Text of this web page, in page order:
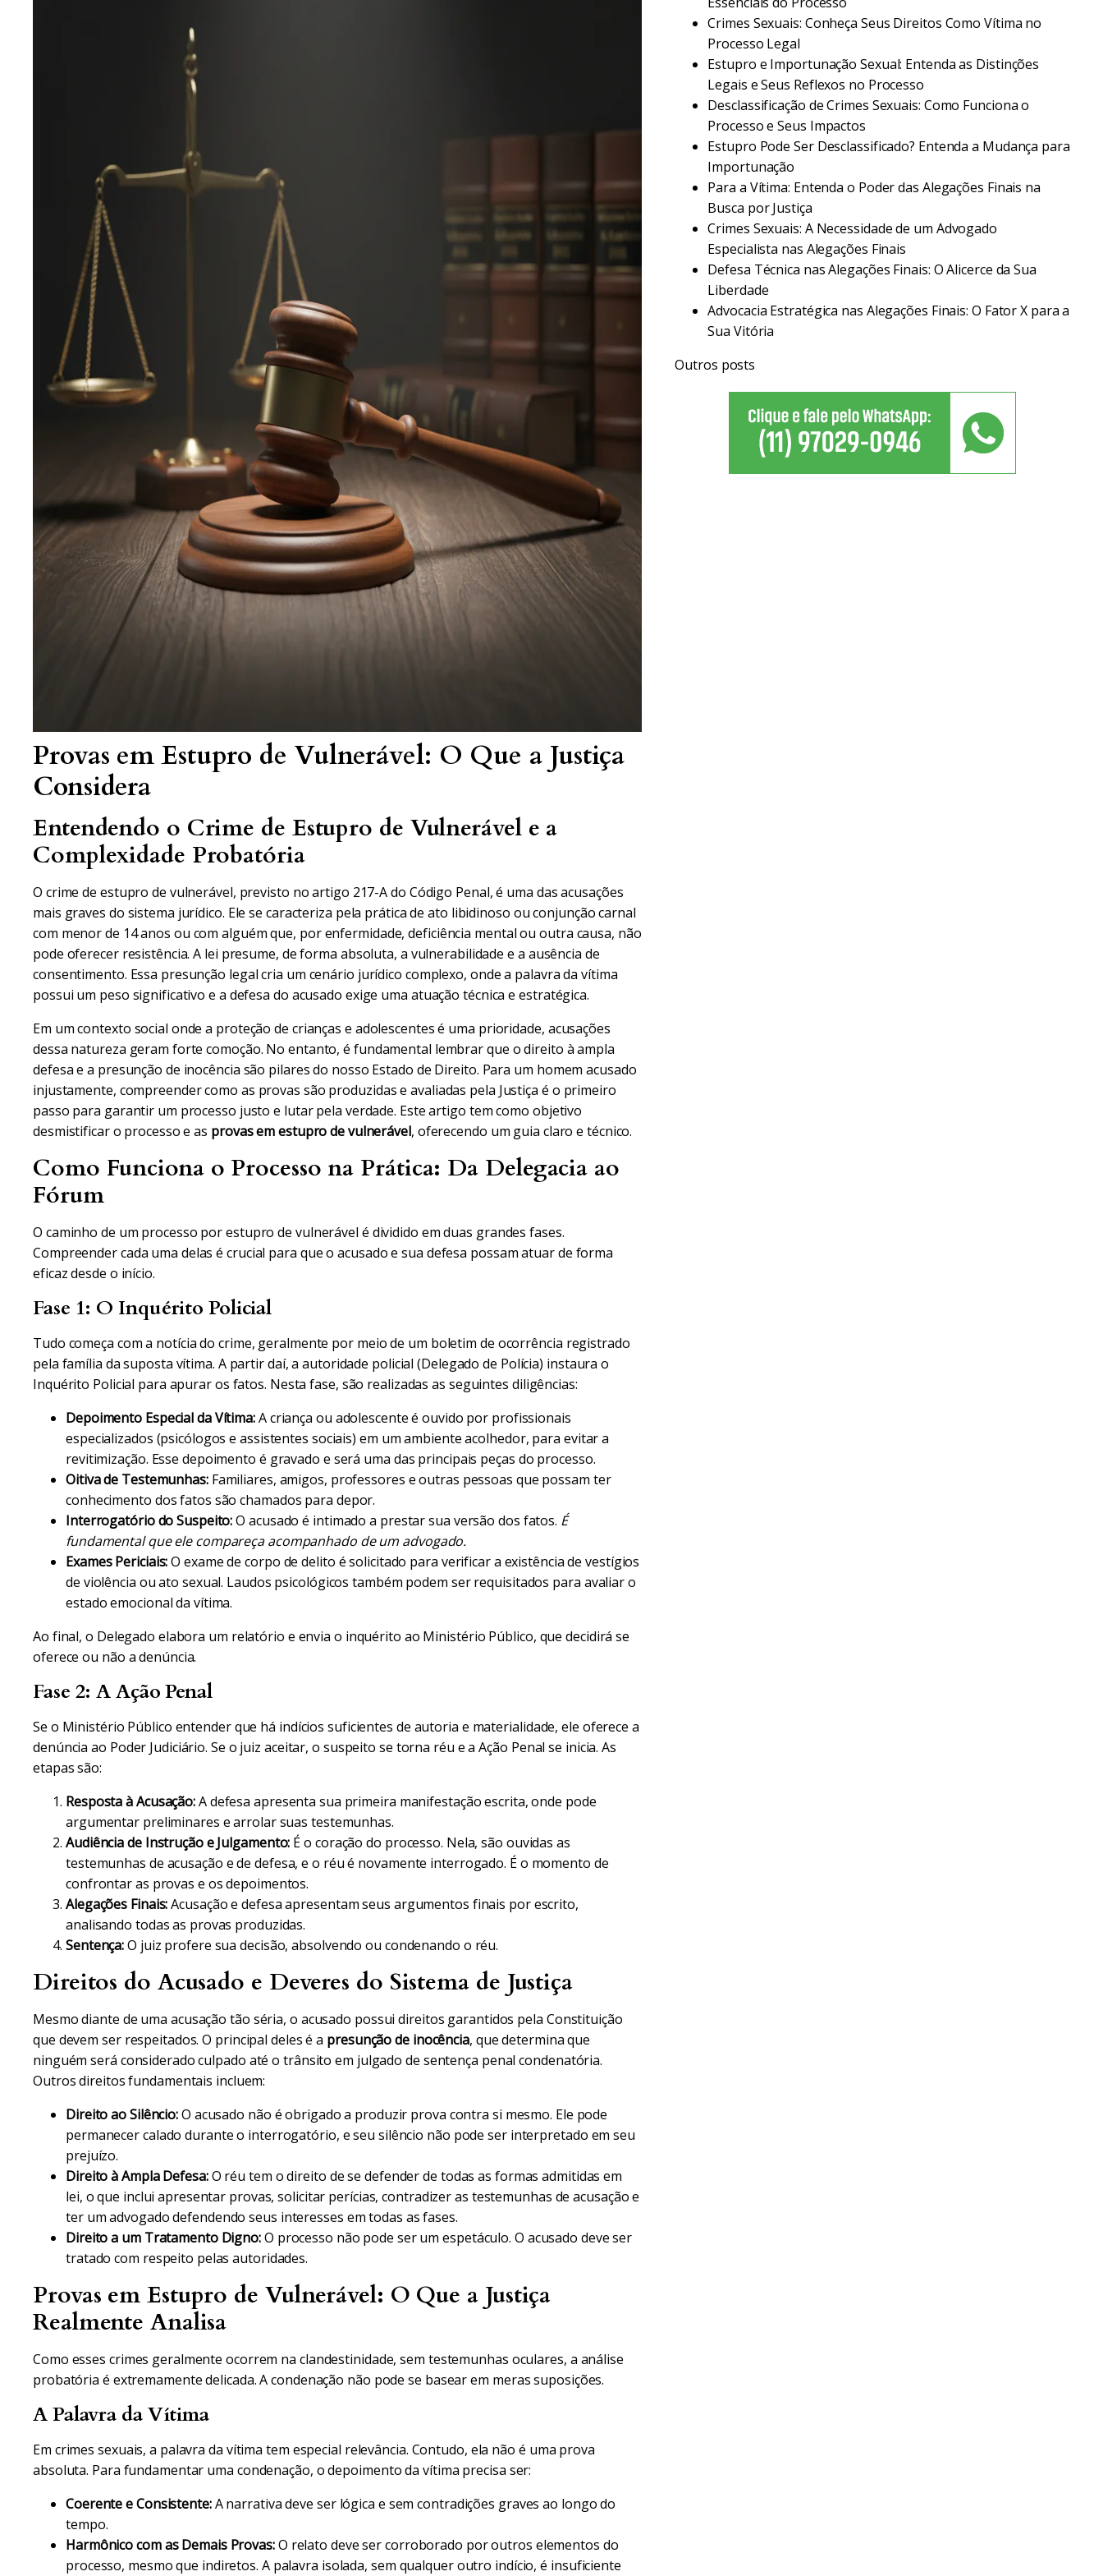
Provas em Estupro de Vulnerável: O Que a Justiça
Considera
Entendendo o Crime de Estupro de Vulnerável e a
Complexidade Probatória
O crime de estupro de vulnerável, previsto no artigo 217-A do Código Penal, é uma das acusações
mais graves do sistema jurídico. Ele se caracteriza pela prática de ato libidinoso ou conjunção carnal
com menor de 14 anos ou com alguém que, por enfermidade, deficiência mental ou outra causa, não
pode oferecer resistência. A lei presume, de forma absoluta, a vulnerabilidade e a ausência de
consentimento. Essa presunção legal cria um cenário jurídico complexo, onde a palavra da vítima
possui um peso significativo e a defesa do acusado exige uma atuação técnica e estratégica.
Em um contexto social onde a proteção de crianças e adolescentes é uma prioridade, acusações
dessa natureza geram forte comoção. No entanto, é fundamental lembrar que o direito à ampla
defesa e a presunção de inocência são pilares do nosso Estado de Direito. Para um homem acusado
injustamente, compreender como as provas são produzidas e avaliadas pela Justiça é o primeiro
passo para garantir um processo justo e lutar pela verdade. Este artigo tem como objetivo
desmistificar o processo e as provas em estupro de vulnerável, oferecendo um guia claro e técnico.
Como Funciona o Processo na Prática: Da Delegacia ao
Fórum
O caminho de um processo por estupro de vulnerável é dividido em duas grandes fases.
Compreender cada uma delas é crucial para que o acusado e sua defesa possam atuar de forma
eficaz desde o início.
Fase 1: O Inquérito Policial
Tudo começa com a notícia do crime, geralmente por meio de um boletim de ocorrência registrado
pela família da suposta vítima. A partir daí, a autoridade policial (Delegado de Polícia) instaura o
Inquérito Policial para apurar os fatos. Nesta fase, são realizadas as seguintes diligências:
Depoimento Especial da Vítima:A criança ou adolescente é ouvido por profissionais
especializados (psicólogos e assistentes sociais) em um ambiente acolhedor, para evitar a
revitimização. Esse depoimento é gravado e será uma das principais peças do processo.
Oitiva de Testemunhas:Familiares, amigos, professores e outras pessoas que possam ter
conhecimento dos fatos são chamados para depor.
Interrogatório do Suspeito:O acusado é intimado a prestar sua versão dos fatos. É
fundamental que ele compareça acompanhado de um advogado.
Exames Periciais:O exame de corpo de delito é solicitado para verificar a existência de vestígios
de violência ou ato sexual. Laudos psicológicos também podem ser requisitados para avaliar o
estado emocional da vítima.
Ao final, o Delegado elabora um relatório e envia o inquérito ao Ministério Público, que decidirá se
oferece ou não a denúncia.
Fase 2: A Ação Penal
Se o Ministério Público entender que há indícios suficientes de autoria e materialidade, ele oferece a
denúncia ao Poder Judiciário. Se o juiz aceitar, o suspeito se torna réu e a Ação Penal se inicia. As
etapas são:
Resposta à Acusação:A defesa apresenta sua primeira manifestação escrita, onde pode
argumentar preliminares e arrolar suas testemunhas.
Audiência de Instrução e Julgamento: É o coração do processo. Nela, são ouvidas as
testemunhas de acusação e de defesa, e o réu é novamente interrogado. É o momento de
confrontar as provas e os depoimentos.
Alegações Finais:Acusação e defesa apresentam seus argumentos finais por escrito,
analisando todas as provas produzidas.
Sentença:O juiz profere sua decisão, absolvendo ou condenando o réu.
Direitos do Acusado e Deveres do Sistema de Justiça
Mesmo diante de uma acusação tão séria, o acusado possui direitos garantidos pela Constituição
que devem ser respeitados. O principal deles é a presunção de inocência, que determina que
ninguém será considerado culpado até o trânsito em julgado de sentença penal condenatória.
Outros direitos fundamentais incluem:
Direito ao Silêncio:O acusado não é obrigado a produzir prova contra si mesmo. Ele pode
permanecer calado durante o interrogatório, e seu silêncio não pode ser interpretado em seu
prejuízo.
Direito à Ampla Defesa:O réu tem o direito de se defender de todas as formas admitidas em
lei, o que inclui apresentar provas, solicitar perícias, contradizer as testemunhas de acusação e
ter um advogado defendendo seus interesses em todas as fases.
Direito a um Tratamento Digno:O processo não pode ser um espetáculo. O acusado deve ser
tratado com respeito pelas autoridades.
Provas em Estupro de Vulnerável: O Que a Justiça
Realmente Analisa
Como esses crimes geralmente ocorrem na clandestinidade, sem testemunhas oculares, a análise
probatória é extremamente delicada. A condenação não pode se basear em meras suposições.
A Palavra da Vítima
Em crimes sexuais, a palavra da vítima tem especial relevância. Contudo, ela não é uma prova
absoluta. Para fundamentar uma condenação, o depoimento da vítima precisa ser:
Coerente e Consistente:A narrativa deve ser lógica e sem contradições graves ao longo do
tempo.
Harmônico com as Demais Provas:O relato deve ser corroborado por outros elementos do
processo, mesmo que indiretos. A palavra isolada, sem qualquer outro indício, é insuficiente
Crimes Sexuais: Conheça Seus Direitos Como Vítima no
Processo Legal
Estupro e Importunação Sexual: Entenda as Distinções
Legais e Seus Reflexos no Processo
Desclassificação de Crimes Sexuais: Como Funciona o
Processo e Seus Impactos
Estupro Pode Ser Desclassificado? Entenda a Mudança para
Importunação
Para a Vítima: Entenda o Poder das Alegações Finais na
Busca por Justiça
Crimes Sexuais: A Necessidade de um Advogado
Especialista nas Alegações Finais
Defesa Técnica nas Alegações Finais: O Alicerce da Sua
Liberdade
Advocacia Estratégica nas Alegações Finais: O Fator X para a
Sua Vitória
Outros posts